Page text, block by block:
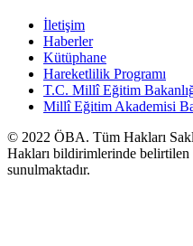
İletişim
Haberler
Kütüphane
Hareketlilik Programı
T.C. Millî Eğitim
Millî Eğitim Akademisi
© 2022 ÖBA. Tüm Hakları
Hakları bildirimlerinde
sunulmaktadır.